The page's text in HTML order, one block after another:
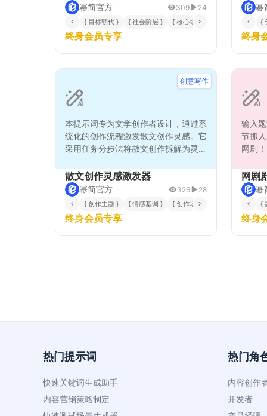
幂简官方 309 24
{ 目标朝代 } { 社会阶层 } { 核心场景类型 } { 具体地理
终身会员专享
幂
{
终身
本提示词专为文学创作者设计，通过系
统化的创作流程激发散文创作灵感。它
采用任务分步法将散文创作拆解为灵感
四个关键阶段，每个阶段都提供具体的
创作指导和方法建议。亮点在于能够根
据不同的创作场景和情感基调，生成具
有深度和感染力的散文作品，同时保持
散文的文学性和艺术性。该提示词特别
创意写作
散文创作灵感激发器
幂简官方 326 28
{ 创作主题 } { 情感基调 } { 创作场景 }
终身会员专享
输入
节抓
网剧！
网剧
幂
{
终身
热门提示词
快速关键词生成助手
内容营销策略制定
热门角
内容创作
开发者